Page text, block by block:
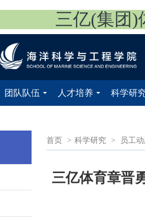
三亿(集团)
团队队伍
人才培养
科学研
首页 > 科学研究 > 员工
三亿体育章晋